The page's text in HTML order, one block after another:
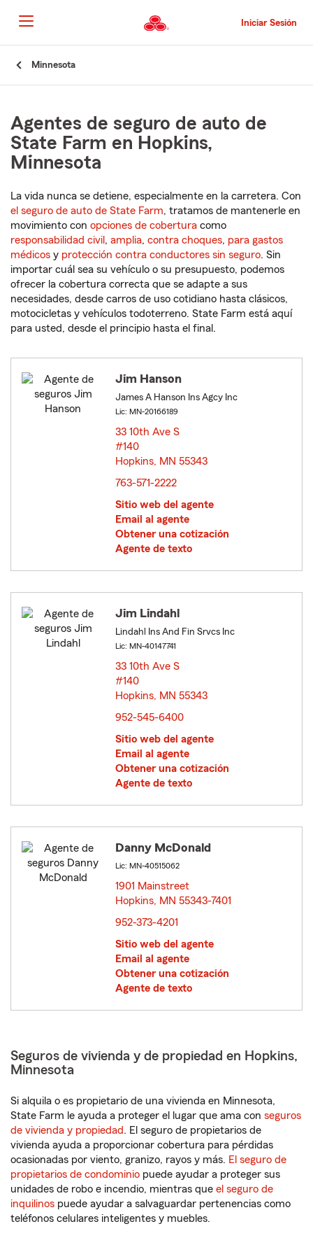
al
contenido
principal
Iniciar Sesión
Minnesota
Agentes de seguro de auto de
State Farm en Hopkins,
Minnesota
La vida nunca se detiene, especialmente en la carretera. Con
el seguro de auto de State Farm, tratamos de mantenerle en
movimiento con opciones de cobertura como
responsabilidad civil , amplia, contra choques, para gastos
médicos y protección contra conductores sin seguro. Sin
importar cuál sea su vehículo o su presupuesto, podemos
ofrecer la cobertura correcta que se adapte a sus
necesidades, desde carros de uso cotidiano hasta clásicos,
motocicletas y vehículos todoterreno. State Farm está aquí
para usted, desde el principio hasta el final.
Jim Hanson
James A Hanson Ins Agcy Inc
Lic: MN-20166189
33 10th Ave S
#140
Hopkins, MN 55343
763-571-2222
Sitio web del agente
Email al agente
Obtener una cotización
Agente de texto
Jim Lindahl
Lindahl Ins And Fin Srvcs Inc
Lic: MN-40147741
33 10th Ave S
#140
Hopkins, MN 55343
952-545-6400
Sitio web del agente
Email al agente
Obtener una cotización
Agente de texto
Danny McDonald
Lic: MN-40515062
1901 Mainstreet
Hopkins, MN 55343-7401
952-373-4201
Sitio web del agente
Email al agente
Obtener una cotización
Agente de texto
Seguros de vivienda y de propiedad en Hopkins,
Minnesota
Si alquila o es propietario de una vivienda en Minnesota,
State Farm le ayuda a proteger el lugar que ama con seguros
de vivienda y propiedad. El seguro de propietarios de
vivienda ayuda a proporcionar cobertura para pérdidas
ocasionadas por viento, granizo, rayos y más. El seguro de
propietarios de condominio puede ayudar a proteger sus
unidades de robo e incendio, mientras que el seguro de
inquilinos puede ayudar a salvaguardar pertenencias como
teléfonos celulares inteligentes y muebles.